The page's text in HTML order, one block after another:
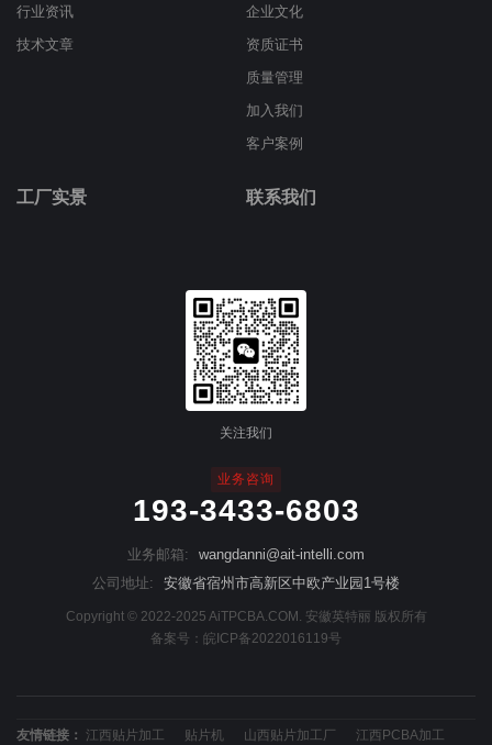
行业资讯
技术文章
企业文化
资质证书
质量管理
加入我们
客户案例
工厂实景 联系我们
业务咨询
193-3433-6803
业务邮箱:
wangdanni@ait-intelli.com
公司地址:
安徽省宿州市高新区中欧产业园1号楼
Copyright © 2022-2025 AiTPCBA.COM. 安徽英特丽 版权所有
备案号： 皖ICP备2022016119号
关注我们
友情链接： 江西贴片加工 贴片机 山西贴片加工厂 江西PCBA加工